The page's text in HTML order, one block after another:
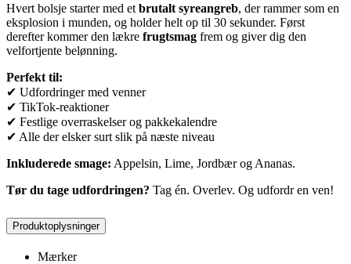
Hvert bolsje starter med et brutalt syreangreb, der rammer som en
eksplosion i munden, og holder helt op til 30 sekunder. Først
derefter kommer den lækre frugtsmag frem og giver dig den
velfortjente belønning.
Perfekt til:
✔ Udfordringer med venner
✔ TikTok-reaktioner
✔ Festlige overraskelser og pakkekalendre
✔ Alle der elsker surt slik på næste niveau
Inkluderede smage: Appelsin, Lime, Jordbær og Ananas.
Tør du tage udfordringen? Tag én. Overlev. Og udfordr en ven!
Produktoplysninger
Mærker